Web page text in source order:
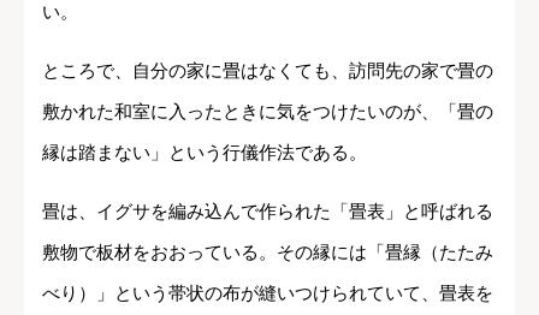
い。
ところで、自分の家に畳はなくても、訪問先の家で畳の
敷かれた和室に入ったときに気をつけたいのが、「畳の
縁は踏まない」という行儀作法である。
畳は、イグサを編み込んで作られた「畳表」と呼ばれる
敷物で板材をおおっている。その縁には「畳縁（たたみ
べり）」という帯状の布が縫いつけられていて、畳表を